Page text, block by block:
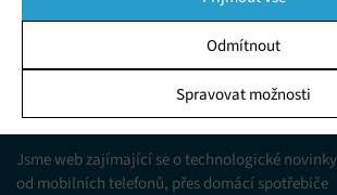
pomocí přepínačů v Zásadách cookies nebo
Spravovat souhlas ve spodní části obrazovky.
Ukládání a/nebo přístup k informacím v
publiku prostřednictvím statistik nebo
různých zdrojů.
Odmítnout
Spravovat možnosti
Jsme web zajímající se o technologické novinky
od mobilních telefonů, přes domácí spotřebiče